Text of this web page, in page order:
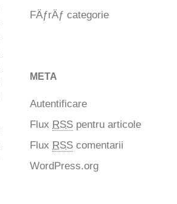
FÄƒrÄƒ categorie
META
Autentificare
Flux RSS pentru articole
Flux RSS comentarii
WordPress.org